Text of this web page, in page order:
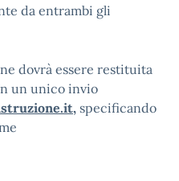
da entrambi gli
dovrà essere restituita
un unico invio
, specificando